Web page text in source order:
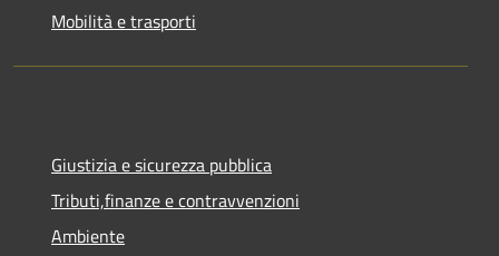
Mobilità e trasporti
Giustizia e sicurezza pubblica
Tributi,finanze e contravvenzioni
Ambiente